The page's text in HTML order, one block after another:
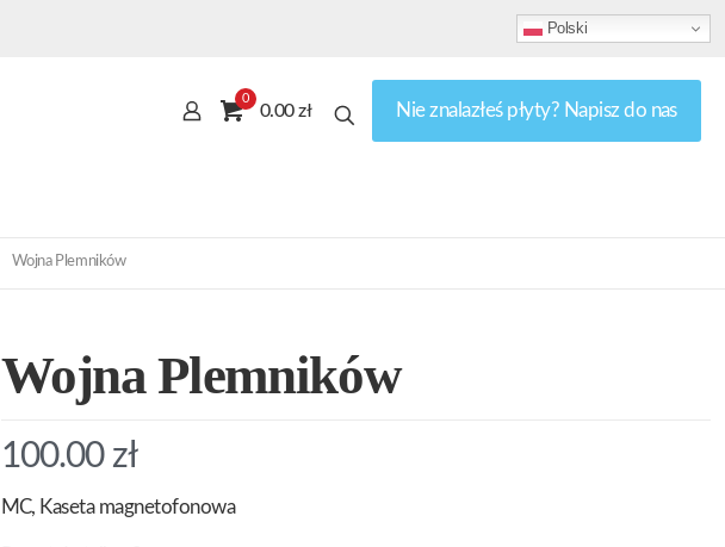
Polski
0
0.00 zł Nie znalazłeś płyty? Napisz do nas
Wojna Plemników
Wojna Plemników
100.00 zł
MC, Kaseta magnetofonowa